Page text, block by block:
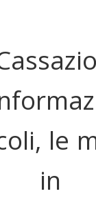
le
in